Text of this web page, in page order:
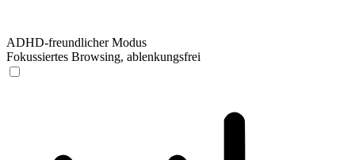
ADHD-freundlicher Modus
Fokussiertes Browsing, ablenkungsfrei